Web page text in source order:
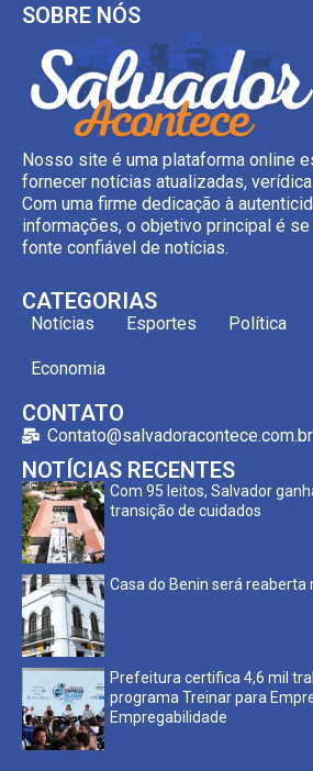
SOBRE NÓS
Nosso site é uma plataforma online
fornecer notícias atualizadas,
Com uma firme dedicação à
informações, o objetivo principal é
fonte confiável de notícias.
CATEGORIAS
Notícias Esportes Política
Economia
CONTATO
Contato@salvadoracontece.com.br
NOTÍCIAS RECENTES
Com 95 leitos, Salvador
transição de cuidados
Casa do Benin será
Prefeitura certifica 4,6 mil
programa Treinar para
Empregabilidade